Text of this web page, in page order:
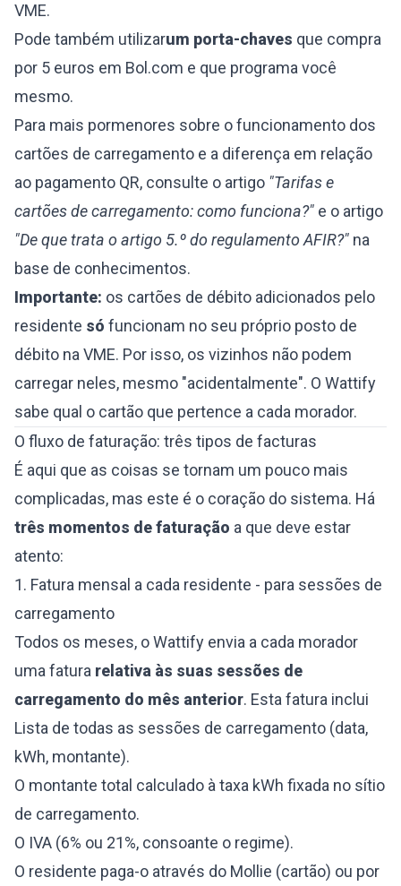
VME.
Pode também utilizarum porta-chaves que compra
por 5 euros em Bol.com e que programa você
mesmo.
Para mais pormenores sobre o funcionamento dos
cartões de carregamento e a diferença em relação
ao pagamento QR, consulte o artigo "Tarifas e
cartões de carregamento: como funciona?" e o artigo
"De que trata o artigo 5.º do regulamento AFIR?" na
base de conhecimentos.
Importante: os cartões de débito adicionados pelo
residente só funcionam no seu próprio posto de
débito na VME. Por isso, os vizinhos não podem
carregar neles, mesmo "acidentalmente". O Wattify
sabe qual o cartão que pertence a cada morador.
O fluxo de faturação: três tipos de facturas
É aqui que as coisas se tornam um pouco mais
complicadas, mas este é o coração do sistema. Há
três momentos de faturação a que deve estar
atento:
1. Fatura mensal a cada residente - para sessões de
carregamento
Todos os meses, o Wattify envia a cada morador
uma fatura relativa às suas sessões de
carregamento do mês anterior. Esta fatura inclui
Lista de todas as sessões de carregamento (data,
kWh, montante).
O montante total calculado à taxa kWh fixada no sítio
de carregamento.
O IVA (6% ou 21%, consoante o regime).
O residente paga-o através do Mollie (cartão) ou por